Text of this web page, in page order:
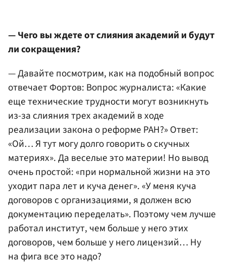
— Чего вы ждете от слияния академий и будут
ли сокращения?
— Давайте посмотрим, как на подобный вопрос
отвечает Фортов: Вопрос журналиста: «Какие
еще технические трудности могут возникнуть
из-за слияния трех академий в ходе
реализации закона о реформе РАН?» Ответ:
«Ой… Я тут могу долго говорить о скучных
материях». Да веселые это материи! Но вывод
очень простой: «при нормальной жизни на это
уходит пара лет и куча денег». «У меня куча
договоров с организациями, я должен всю
документацию переделать». Поэтому чем лучше
работал институт, чем больше у него этих
договоров, чем больше у него лицензий… Ну
на фига все это надо?